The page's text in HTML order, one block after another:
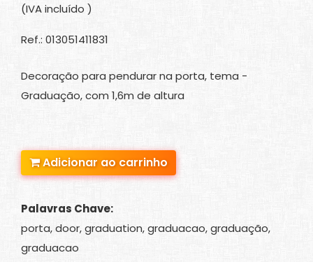
(IVA incluído )
Ref.: 013051411831
Decoração para pendurar na porta, tema -
Graduação, com 1,6m de altura
Adicionar ao carrinho
Palavras Chave:
porta, door, graduation, graduacao, graduação,
graduacao